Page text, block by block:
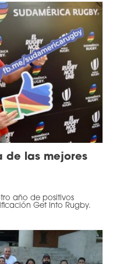
de las mejores
año de positivos
Get Into Rugby.